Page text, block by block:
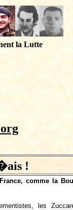
la Lutte
!
comme la
les